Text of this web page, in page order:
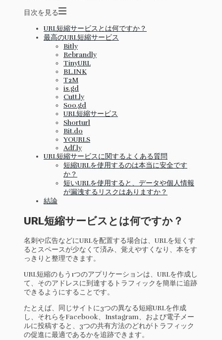
目次を見る
URL短縮サービスとは何ですか？
最高のURL短縮サービス
Bitly
Rebrandly
TinyURL
BL.INK
T2M
is.gd
Cutt.ly
Soo.gd
URL短縮サービス
Shorturl
Bit.do
YOURLS
Adf.ly
URL短縮サービスに関するよくある質問
短縮URLを使用するのは本当に安全です
か？
短いURLを使用すると、データや個人情報
が漏洩するリスクはありますか？
結論
URL短縮サービスとは何ですか？
名刺や広告などにURLを配置する場合は、URLを短くす
るとスペースが少なくて済み、覚えやすくなり、本をす
っきりと整理できます。
URL短縮のもう1つのアプリケーションは、URLを作成し
て、そのアドレスに到達するトラフィックを簡単に追跡
できるようにすることです。
たとえば、同じサイトに3つの異なる短縮URLを作成
し、それらをFacebook、Instagram、および電子メー
ルに投稿すると、3つの共有方法のどれがトラフィック
の促進に最適であるかを追跡できます。